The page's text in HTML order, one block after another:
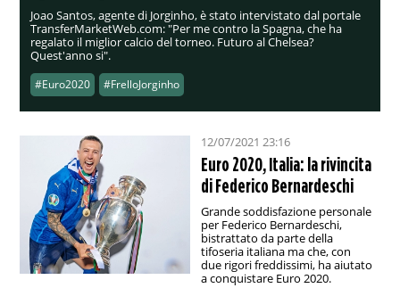
Joao Santos, agente di Jorginho, è stato intervistato dal portale
TransferMarketWeb.com: "Per me contro la Spagna, che ha
regalato il miglior calcio del torneo. Futuro al Chelsea?
Quest'anno si".
#Euro2020 #FrelloJorginho
12/07/2021 23:16
Euro 2020, Italia: la rivincita
di Federico Bernardeschi
Grande soddisfazione personale
per Federico Bernardeschi,
bistrattato da parte della
tifoseria italiana ma che, con
due rigori freddissimi, ha aiutato
a conquistare Euro 2020.